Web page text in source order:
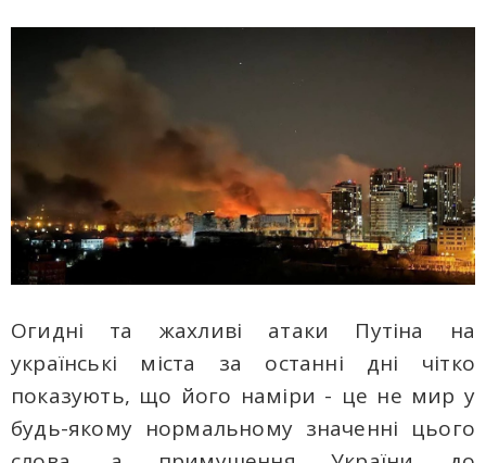
Огидні та жахливі атаки Путіна на
українські міста за останні дні чітко
показують, що його наміри - це не мир у
будь-якому нормальному значенні цього